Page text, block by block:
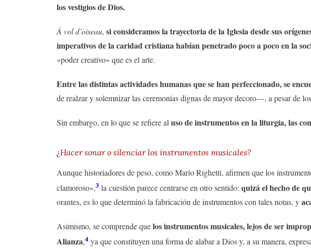
los vestigios de Dios.
À vol d’oiseau, si consideramos la trayectoria de la Iglesia desde sus
imperativos de la caridad cristiana habían penetrado poco a poco en la
«poder creativo» que es el arte.
Entre las distintas actividades humanas que se han perfeccionado, se
de realzar y solemnizar las ceremonias dignas de mayor decoro—, a pesar de
Sin embargo, en lo que se refiere al uso de instrumentos en la liturgia, las
¿Hacer sonar o silenciar los instrumentos musicales?
Aunque historiadores de peso, como Mario Righetti, afirmen que los
clamoroso»,3 la cuestión parece centrarse en otro sentido: quizá el hecho de
orantes, es lo que determinó la fabricación de instrumentos con tales notas, y
Asimismo, se comprende quelos instrumentos musicales, lejos de ser
Alianza,4 ya que constituyen una forma de alabar a Dios y, a su manera,